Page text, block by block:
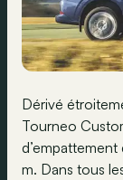
Dérivé
Tourneo
m. Dans tous